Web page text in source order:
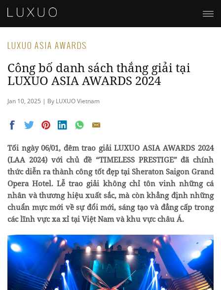
LUXUO ASIA AWARDS
Công bố danh sách thắng giải tại
LUXUO ASIA AWARDS 2024
Jan 10, 2025 | By LUXUO Vietnam
Tối ngày 06/01, đêm trao giải LUXUO ASIA AWARDS 2024
(LAA 2024) với chủ đề “TIMELESS PRESTIGE” đã chính
thức diễn ra thành công tốt đẹp tại Sheraton Saigon Grand
Opera Hotel. Lễ trao giải không chỉ tôn vinh những cá
nhân và thương hiệu xuất sắc, mà còn khẳng định những
chuẩn mực mới về sự đổi mới, sáng tạo và đẳng cấp trong
các lĩnh vực xa xỉ tại Việt Nam và khu vực châu Á.